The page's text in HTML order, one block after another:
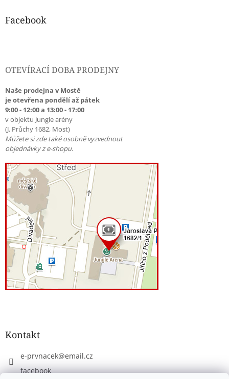
Facebook
OTEVÍRACÍ DOBA PRODEJNY
Naše prodejna v Mostě
je otevřena pondělí až pátek
9:00 - 12:00 a 13:00 - 17:00
v objektu Jungle arény
(J. Průchy 1682, Most)
Můžete si zde také osobně vyzvednout
objednávky z e-shopu.
Kontakt
e-prvnacek@email.cz
facebook